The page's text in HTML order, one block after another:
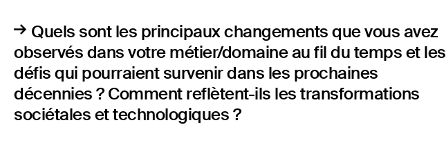
Quels sont les principaux changements que vous avez
observés dans votre métier/domaine au fil du temps et les
défis qui pourraient survenir dans les prochaines
décennies ? Comment reflètent-ils les transformations
sociétales et technologiques ?